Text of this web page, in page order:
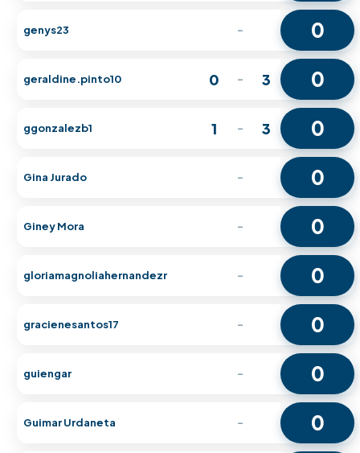
genys23 - 0
geraldine.pinto10 0 - 3 0
ggonzalezb1 1 - 3 0
Gina Jurado - 0
Giney Mora - 0
gloriamagnoliahernandezr - 0
gracienesantos17 - 0
guiengar - 0
Guimar Urdaneta - 0